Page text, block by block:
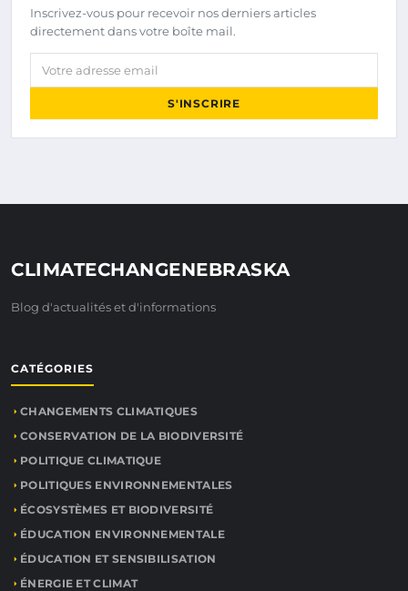
Inscrivez-vous pour recevoir nos derniers articles
directement dans votre boîte mail.
Votre adresse email
S'INSCRIRE
CLIMATECHANGENEBRASKA
Blog d'actualités et d'informations
CATÉGORIES
CHANGEMENTS CLIMATIQUES
CONSERVATION DE LA BIODIVERSITÉ
POLITIQUE CLIMATIQUE
POLITIQUES ENVIRONNEMENTALES
ÉCOSYSTÈMES ET BIODIVERSITÉ
ÉDUCATION ENVIRONNEMENTALE
ÉDUCATION ET SENSIBILISATION
ÉNERGIE ET CLIMAT